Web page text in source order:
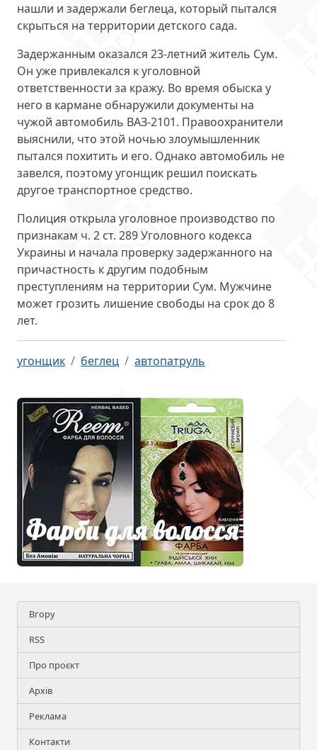
нашли и задержали беглеца, который пытался
скрыться на территории детского сада.
Задержанным оказался 23-летний житель Сум.
Он уже привлекался к уголовной
ответственности за кражу. Во время обыска у
него в кармане обнаружили документы на
чужой автомобиль ВАЗ-2101. Правоохранители
выяснили, что этой ночью злоумышленник
пытался похитить и его. Однако автомобиль не
завелся, поэтому угонщик решил поискать
другое транспортное средство.
Полиция открыла уголовное производство по
признакам ч. 2 ст. 289Уголовного кодекса
Украины и начала проверку задержанного на
причастность к другим подобным
преступлениям на территории Сум. Мужчине
может грозить лишение свободы на срок до 8
лет.
угонщик беглец автопатруль
Вгору
RSS
Про проєкт
Архів
Реклама
Контакти